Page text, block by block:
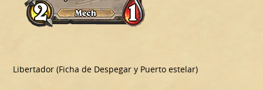
Libertador (Ficha de Despegar y Puerto estelar)